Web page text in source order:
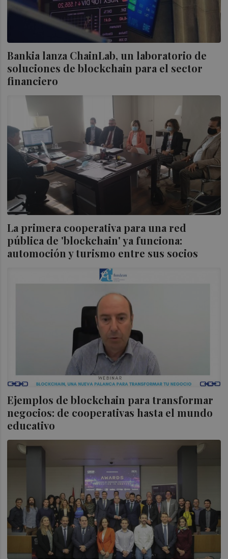
Bankia lanza ChainLab, un laboratorio de
soluciones de blockchain para el sector
financiero
La primera cooperativa para una red
pública de 'blockchain' ya funciona:
automoción y turismo entre sus socios
Ejemplos de blockchain para transformar
negocios: de cooperativas hasta el mundo
educativo